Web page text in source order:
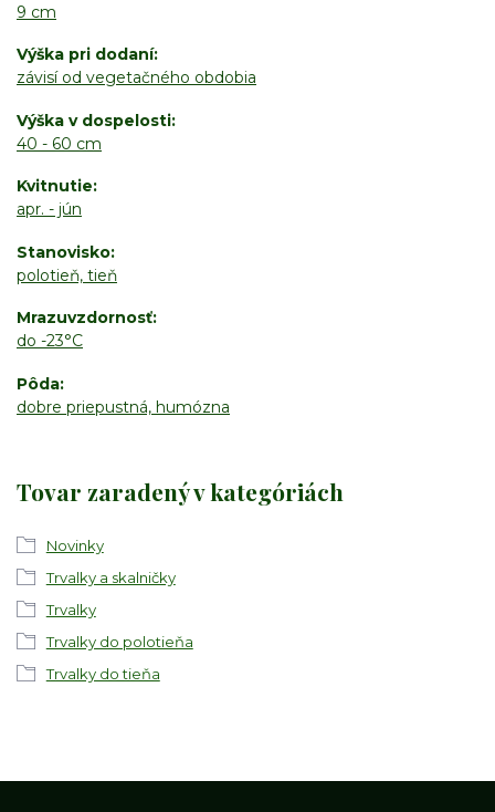
9 cm
Výška pri dodaní
závisí od vegetačného obdobia
Výška v dospelosti
40 - 60 cm
Kvitnutie
apr. - jún
Stanovisko
polotieň, tieň
Mrazuvzdornosť
do -23°C
Pôda
dobre priepustná, humózna
Tovar zaradený v kategóriách
Novinky
Trvalky a skalničky
Trvalky
Trvalky do polotieňa
Trvalky do tieňa